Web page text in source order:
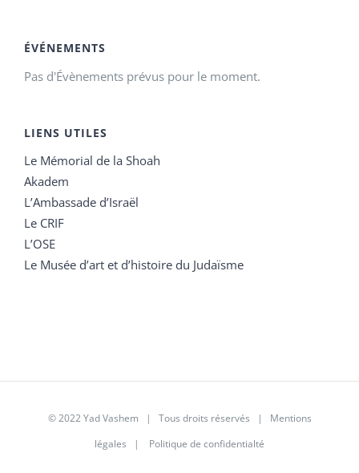
ÉVÉNEMENTS
Pas d'Évènements prévus pour le moment.
LIENS UTILES
Le Mémorial de la Shoah
Akadem
L’Ambassade d’Israël
Le CRIF
L’OSE
Le Musée d’art et d’histoire du Judaïsme
© 2022 Yad Vashem | Tous droits réservés | Mentions
légales | Politique de confidentialté